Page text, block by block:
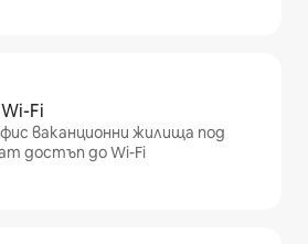
Fi
ваканционни жилища под
достъп до Wi-Fi